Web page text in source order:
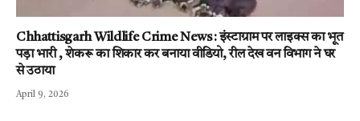
Chhattisgarh Wildlife Crime News : इंस्टाग्राम पर लाइक्स का भूत
पड़ा भारी , शेकरू का शिकार कर बनाया वीडियो, रील देख वन विभाग ने घर
से उठाया
April 9, 2026